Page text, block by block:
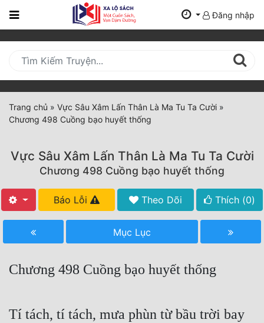
Trang
Mới
Cập
Nhật
(current)
Thể Loại
Tất Cả
Hoàn Thành
Đăng nhập
Trang chủ » Vực Sâu Xâm Lấn Thân Là Ma Tu Ta Cười »
Chương 498 Cuồng bạo huyết thống
Vực Sâu Xâm Lấn Thân Là Ma Tu Ta Cười
Chương 498 Cuồng bạo huyết thống
Báo Lỗi Theo Dõi Thích (0)
Mục Lục
Chương 498 Cuồng bạo huyết thống
Tí tách, tí tách, mưa phùn từ bầu trời bay